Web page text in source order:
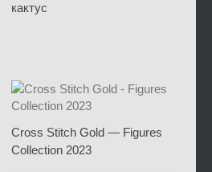
кактус
Cross Stitch Gold — Figures
Collection 2023